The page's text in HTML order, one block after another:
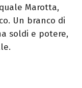
Marotta,
Un branco di
soldi e potere,